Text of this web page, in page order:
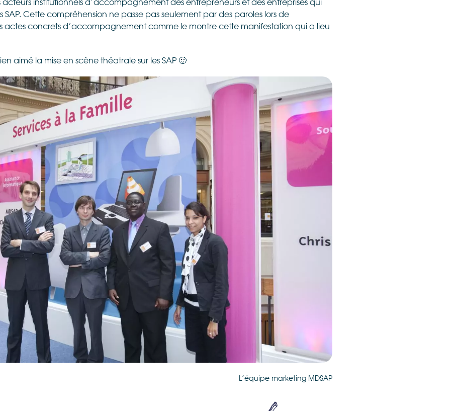
SAP. Cette compréhension ne passe pas seulement par des paroles lors de
actes concrets d’accompagnement comme le montre cette manifestation qui a lieu
aimé la mise en scène théatrale sur les SAP 🙂
L’équipe marketing MDSAP